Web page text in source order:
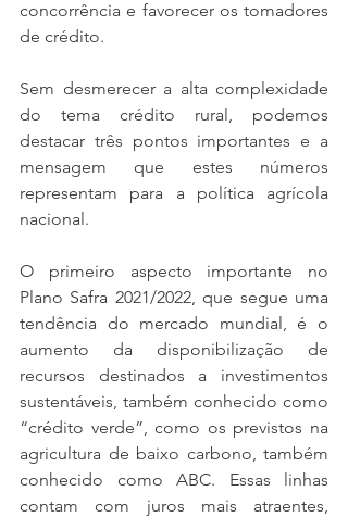
concorrência e favorecer os tomadores
de crédito.
Sem desmerecer a alta complexidade
do tema crédito rural, podemos
destacar três pontos importantes e a
mensagem que estes números
representam para a política agrícola
nacional.
O primeiro aspecto importante no
Plano Safra 2021/2022, que segue uma
tendência do mercado mundial, é o
aumento da disponibilização de
recursos destinados a investimentos
sustentáveis, também conhecido como
“crédito verde”, como os previstos na
agricultura de baixo carbono, também
conhecido como ABC. Essas linhas
contam com juros mais atraentes,